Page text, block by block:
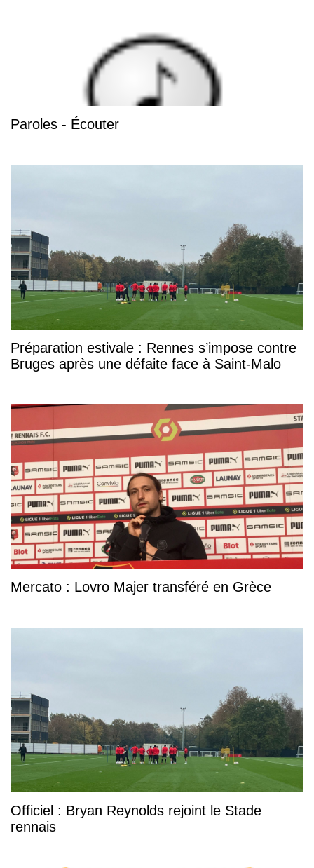
Paroles - Écouter
Préparation estivale : Rennes s’impose contre
Bruges après une défaite face à Saint-Malo
Mercato : Lovro Majer transféré en Grèce
Officiel : Bryan Reynolds rejoint le Stade
rennais